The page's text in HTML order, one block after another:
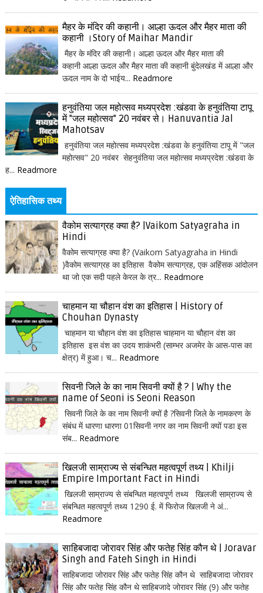
मैहर के मंदिर की कहानी। आल्हा ऊदल और मैहर माता की
कहानी ।Story of Maihar Mandir
मैहर के मंदिर की कहानी। आल्हा ऊदल और मैहर माता की
कहानी आल्हा ऊदल और मैहर माता की कहानी बुंदेलखंड में आल्हा और
ऊदल नाम के दो भाईय... Readmore
हनुवंतिया जल महोत्सव मध्यप्रदेश :खंडवा के हनुवंतिया टापू
में "जल महोत्सव" 20 नवंबर से। Hanuvantia Jal
Mahotsav
हनुवंतिया जल महोत्सव मध्यप्रदेश :खंडवा के हनुवंतिया टापू में "जल
महोत्सव" 20 नवंबर सेहनुवंतिया जल महोत्सव मध्यप्रदेश :खंडवा के
ह... Readmore
ऐतिहासिक तथ्य
वैकोम सत्याग्रह क्या है? |Vaikom Satyagraha in
Hindi
वैकोम सत्याग्रह क्या है? (Vaikom Satyagraha in Hindi
)वैकोम सत्याग्रह का इतिहास वैकोम सत्याग्रह, एक अहिंसक आंदोलन
था जो एक सदी पहले केरल के त्र... Readmore
चाहमान या चौहान वंश का इतिहास | History of
Chouhan Dynasty
चाहमान या चौहान वंश का इतिहास चाहमान या चौहान वंश का
इतिहास इस वंश का उदय शाकंभरी (साम्भर अजमेर के आस-पास का
क्षेत्र) में हुआ। च... Readmore
सिवनी जिले के का नाम सिवनी क्यों है ? | Why the
name of Seoni is Seoni Reason
सिवनी जिले के का नाम सिवनी क्यों है ?सिवनी जिले के नामकरण के
संबंध में धारणा धारणा 01सिवनी नगर का नाम सिवनी क्यों पडा इस
संब... Readmore
खिलजी साम्राज्य से संबन्धित महत्वपूर्ण तथ्य | Khilji
Empire Important Fact in Hindi
खिलजी साम्राज्य से संबन्धित महत्वपूर्ण तथ्य खिलजी साम्राज्य से
संबन्धित महत्वपूर्ण तथ्य 1290 ई. में फिरोज खिलजी ने अं...
Readmore
साहिबजादा जोरावर सिंह और फतेह सिंह कौन थे | Joravar
Singh and Fateh Singh in Hindi
साहिबजादा जोरावर सिंह और फतेह सिंह कौन थे साहिबजादा जोरावर
सिंह और फतेह सिंह कौन थे साहिबजादे जोरावर सिंह (9) और फतेह